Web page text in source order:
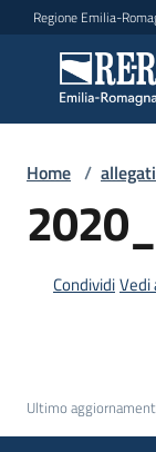
Vai al contenuto
Vai alla navigazione
Vai al footer
Regione Emilia-
Argomenti
Leggi
Atti
Home / allegati
CondividiVedi
Ultimo